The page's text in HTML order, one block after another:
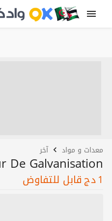
معدات و مواد آخر
De Galvanisation
1دجقابل للتفاوض